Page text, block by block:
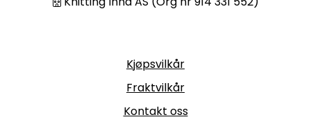
Kjøpsvilkår
Fraktvilkår
Kontakt oss